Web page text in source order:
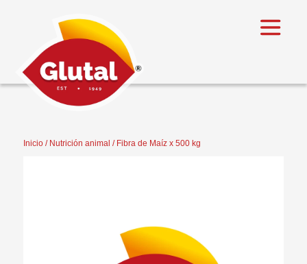
Inicio/ Nutrición animal / Fibra de Maíz x 500 kg